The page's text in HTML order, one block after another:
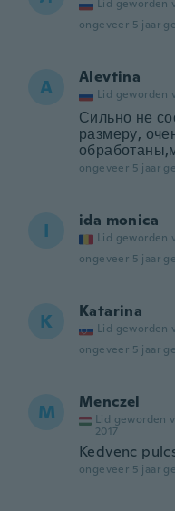
Lid geworden
ongeveer 5 jaar
A Alevtina
Lid geworden
Сильно не
размеру,
ongeveer 5 jaar
I ida monica
Lid geworden
ongeveer 5 jaar
K Katarina
Lid geworden
ongeveer 5 jaar
M Menczel
Lid geworden
2017
Kedvenc
ongeveer 5 jaar